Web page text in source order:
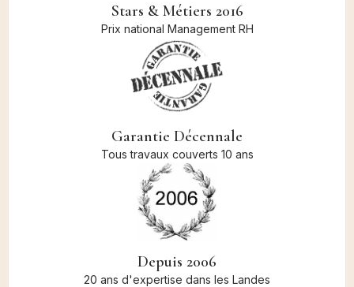
Stars & Métiers 2016
Prix national Management RH
Garantie Décennale
Tous travaux couverts 10 ans
Depuis 2006
20 ans d'expertise dans les Landes